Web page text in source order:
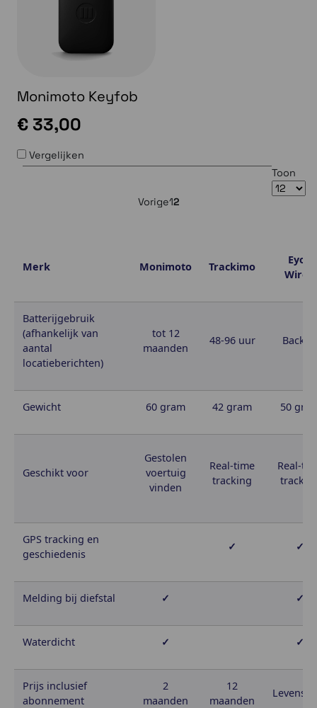
Monimoto Keyfob
€ 33,00
Vergelijken
Vorige12
Toon
Merk Monimoto Trackimo
Eyon
Wired
Batterijgebruik
(afhankelijk van
aantal
locatieberichten)
tot 12
maanden
48-96 uur Backup
Gewicht 60 gram 42 gram 50
Geschikt voor
Gestolen
voertuig
vinden
Real-time
tracking
Real-
GPS tracking en
geschiedenis
✓ ✓
Melding bij diefstal ✓ ✓
Waterdicht ✓ ✓
Prijs inclusief
abonnement
2
maanden
12
maanden